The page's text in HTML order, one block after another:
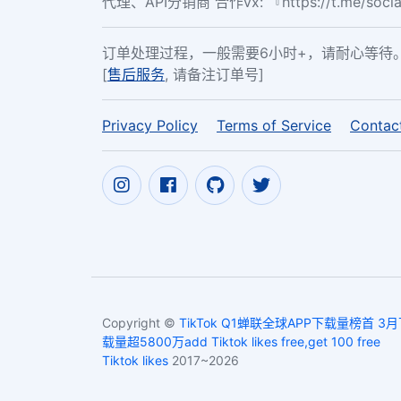
订单处理过程，一般需要6小时+，请耐心等待。
[售后服务, 请备注订单号]
Privacy Policy Terms of Service
Copyright © TikTok Q1蝉联全球APP下载量榜首 3月
载量超5800万add Tiktok likes free,get 100 free
Tiktok likes 2017~2026